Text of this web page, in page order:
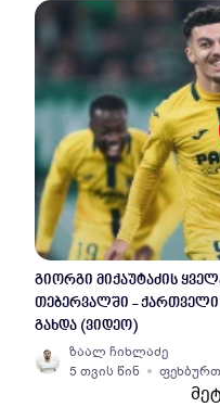
გიორგი მიქაუტაძის
თებერვალში -
გახდა (ვიდეო)
ზაალ ჩიხლაძე
5 თვის წინ